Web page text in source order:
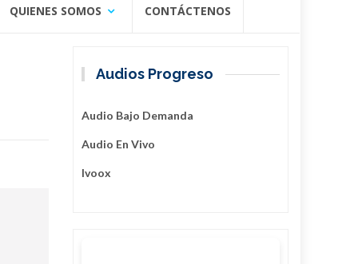
QUIENES SOMOS CONTÁCTENOS
Audios Progreso
Audio Bajo Demanda
Audio En Vivo
Ivoox